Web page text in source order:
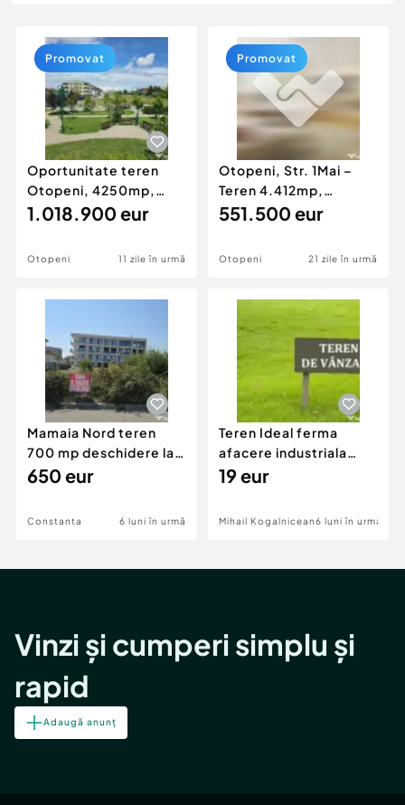
Animale de companie
Afaceri și echipamente profesionale
Inchiriere Bunuri si Vehicule
Piese auto si accesorii
Dacia Duster
Oportunitate teren
Otopeni, 4250mp,
dubla deschidere,
1.018.900 eur
Otopeni 11 zile în urmă
Promovat
Otopeni, Str. 1Mai –
Teren 4.412mp,
Deschidere 23,21m |
551.500 eur
Otopeni 21 zile în urmă
Promovat
Mamaia Nord teren
700 mp deschidere la
D24 si D25
650 eur
Constanta 6 luni în urmă
Teren Ideal ferma
afacere industriala
deschidere 71 ml la
19 eur
Mihail Kogalniceanu6 luni în urmă
Vinzi și cumperi simplu și
rapid
Adaugă anunț